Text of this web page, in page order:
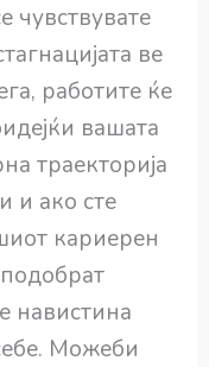
чувствувате
ве
работите ќе
вашата
траекторија
и ако сте
кариерен
навистина
Можеби